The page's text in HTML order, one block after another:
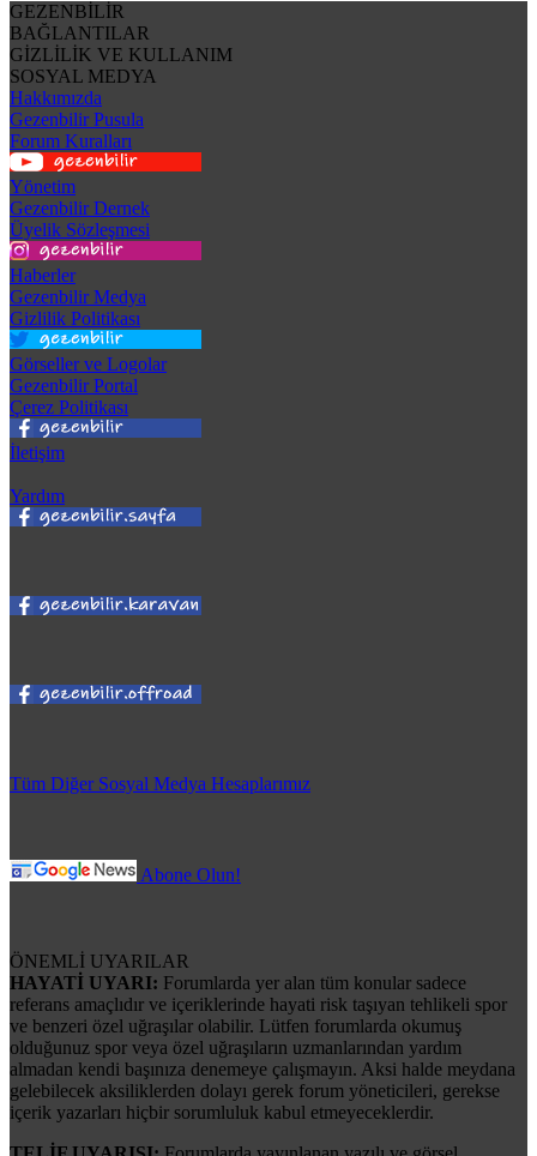
GEZENBİLİR
BAĞLANTILAR
GİZLİLİK VE KULLANIM
SOSYAL MEDYA
Hakkımızda
Gezenbilir Pusula
Forum Kuralları
Yönetim
Gezenbilir Dernek
Üyelik Sözleşmesi
Haberler
Gezenbilir Medya
Gizlilik Politikası
Görseller ve Logolar
Gezenbilir Portal
Çerez Politikası
İletişim
Yardım
Tüm Diğer Sosyal Medya Hesaplarımız
Abone Olun!
ÖNEMLİ UYARILAR
HAYATİ UYARI: Forumlarda yer alan tüm konular sadece
referans amaçlıdır ve içeriklerinde hayati risk taşıyan tehlikeli spor
ve benzeri özel uğraşılar olabilir. Lütfen forumlarda okumuş
olduğunuz spor veya özel uğraşıların uzmanlarından yardım
almadan kendi başınıza denemeye çalışmayın. Aksi halde meydana
gelebilecek aksiliklerden dolayı gerek forum yöneticileri, gerekse
içerik yazarları hiçbir sorumluluk kabul etmeyeceklerdir.